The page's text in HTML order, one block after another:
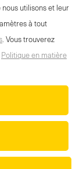
DES
DE-
nous utilisons et leur
à tout
. Vous trouverez
Politique en matière